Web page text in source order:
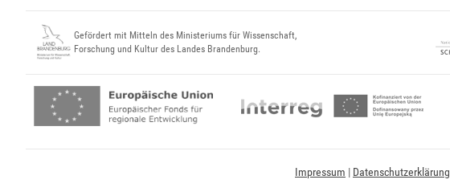
Gefördert mit Mitteln des Ministeriums für Wissenschaft,
Forschung und Kultur des Landes Brandenburg.
Impressum | Datenschutzerklärung